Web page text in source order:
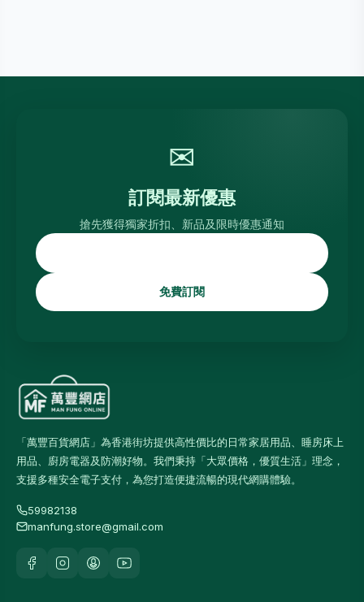
✉
訂閱最新優惠
搶先獲得獨家折扣、新品及限時優惠通知
免費訂閱
「萬豐百貨網店」為香港街坊提供高性價比的日常家居用品、睡房床上
用品、廚房電器及防潮好物。我們秉持「大眾價格，優質生活」理念，
支援多種安全電子支付，為您打造便捷流暢的現代網購體驗。
59982138
manfung.store@gmail.com